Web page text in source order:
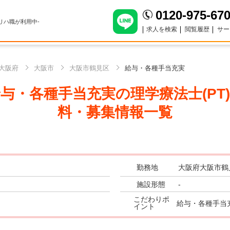
ハ職が利用中- 0120-975-670
求人を検索 閲覧履歴 サ
阪府 大阪市 大阪市鶴見区 給与・各種手当充実
・各種手当充実の理学療法士(PT)
料・募集情報一覧
勤務地 大阪府大阪市鶴
施設形態
-
こだわりポ
イント
給与・各種手当